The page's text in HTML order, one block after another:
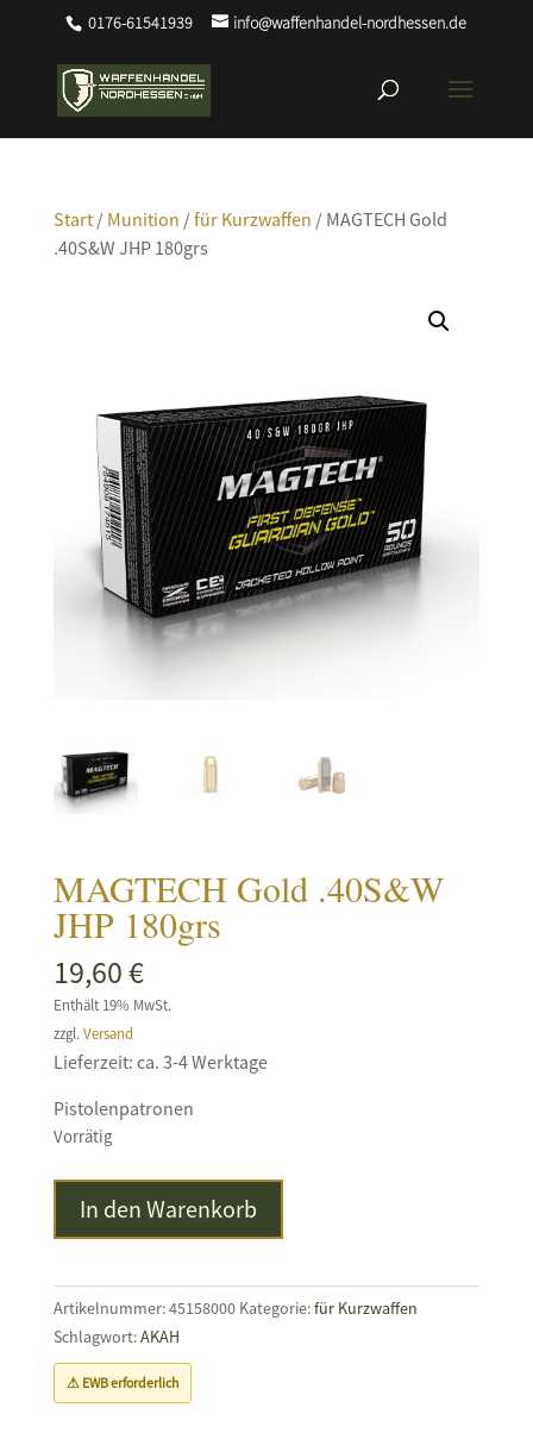
0176-61541939 info@waffenhandel-nordhessen.de
Start/ Munition /für Kurzwaffen / MAGTECH Gold
.40S&W JHP 180grs
MAGTECH Gold .40S&W
JHP 180grs
19,60€
Enthält 19% MwSt.
zzgl. Versand
Lieferzeit: ca. 3-4 Werktage
Pistolenpatronen
Vorrätig
Gold
180grs
Menge
In den Warenkorb
Artikelnummer:45158000 Kategorie:für Kurzwaffen
Schlagwort:AKAH
⚠ EWB erforderlich